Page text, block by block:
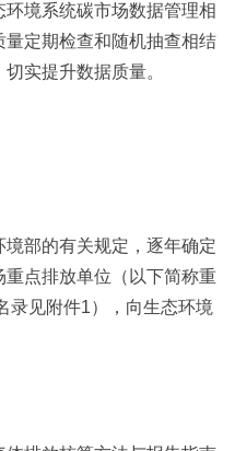
境系统碳市场数据管理相
定期检查和随机抽查相结
实提升数据质量。
部的有关规定，逐年确定
点排放单位（以下简称重
录见附件1），向生态环境